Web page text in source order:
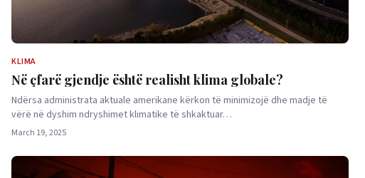
KLIMA
Në çfarë gjendje është realisht klima globale?
Ndërsa administrata aktuale amerikane kërkon të minimizojë dhe madje të
vërë në dyshim ndryshimet klimatike të shkaktuar…
March 19, 2025